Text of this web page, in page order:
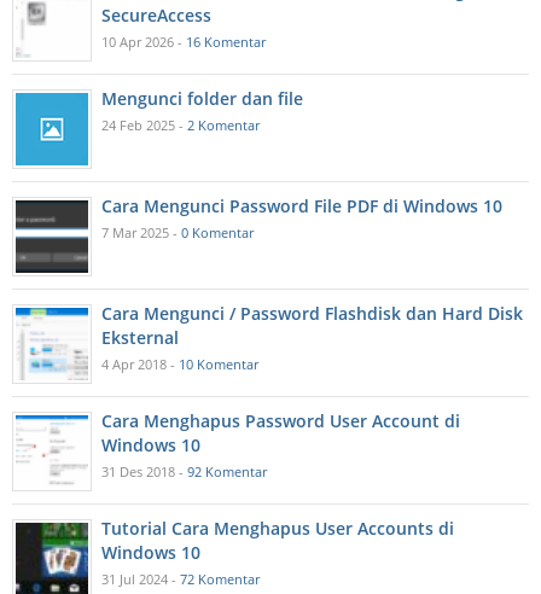
SecureAccess
10 Apr 2026 - 16 Komentar
Mengunci folder dan file
24 Feb 2025 - 2 Komentar
Cara Mengunci Password File PDF di Windows 10
7 Mar 2025 - 0 Komentar
Cara Mengunci / Password Flashdisk dan Hard Disk
Eksternal
4 Apr 2018 - 10 Komentar
Cara Menghapus Password User Account di
Windows 10
31 Des 2018 - 92 Komentar
Tutorial Cara Menghapus User Accounts di
Windows 10
31 Jul 2024 - 72 Komentar